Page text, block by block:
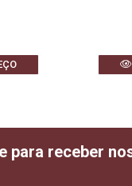
para receber